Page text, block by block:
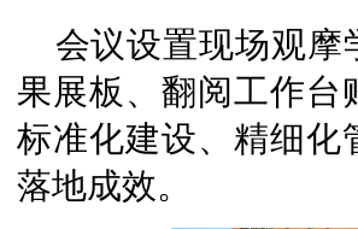
会议设置现场观摩
果展板、翻阅工作台
标准化建设、精细化
落地成效。